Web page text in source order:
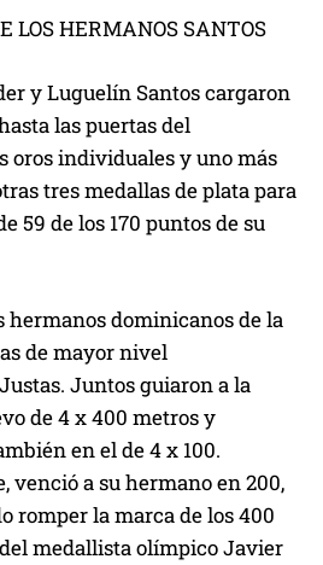
LOS HERMANOS SANTOS
y Luguelín Santos cargaron
las puertas del
oros individuales y uno más
tres medallas de plata para
59 de los 170 puntos de su
hermanos dominicanos de la
de mayor nivel
Juntos guiaron a la
de 4 x 400 metros y
en el de 4 x 100.
venció a su hermano en 200,
romper la marca de los 400
medallista olímpico Javier